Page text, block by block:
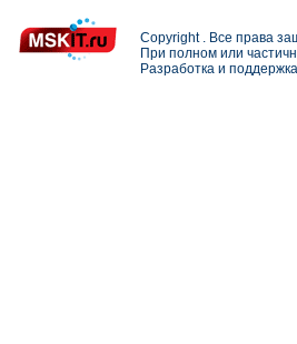
Copyright . Все права
При полном или
Разработка и